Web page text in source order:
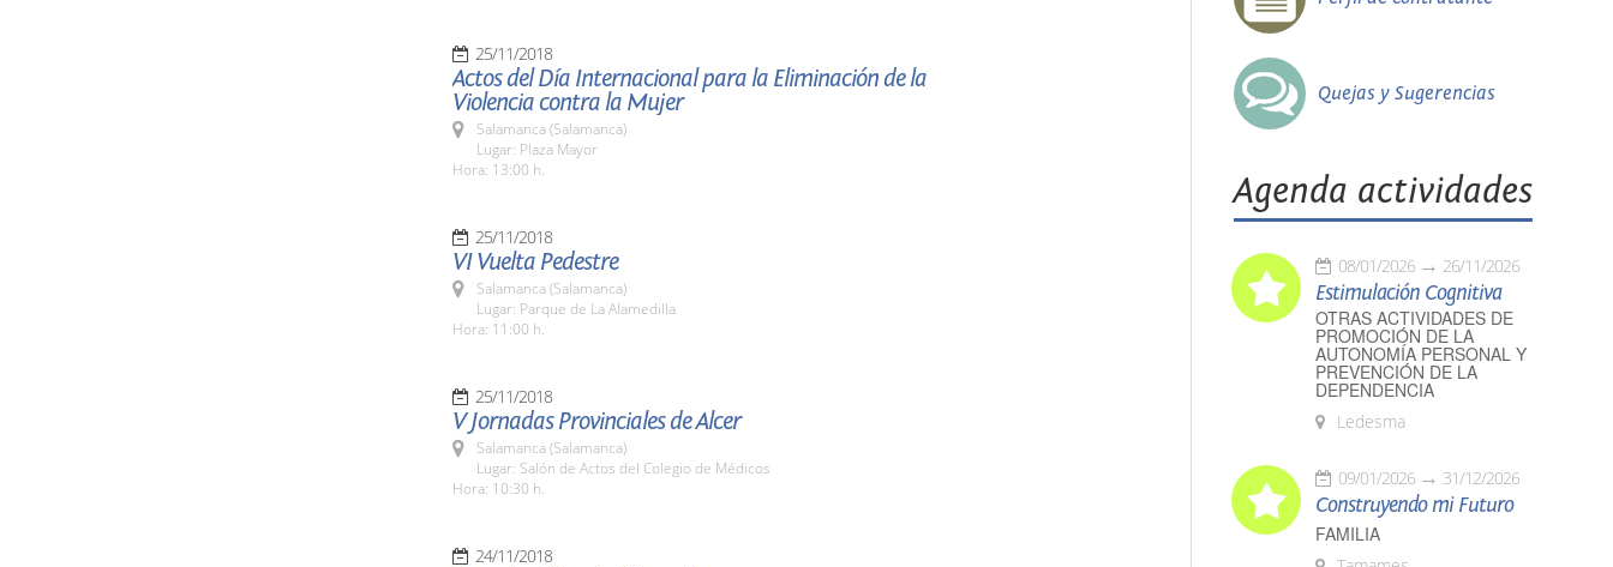
25/11/2018
Actos del Día Internacional para la Eliminación de la
Violencia contra la Mujer
Salamanca (Salamanca)
Lugar: Plaza Mayor
Hora: 13:00 h.
25/11/2018
VI Vuelta Pedestre
Salamanca (Salamanca)
Lugar: Parque de La Alamedilla
Hora: 11:00 h.
25/11/2018
V Jornadas Provinciales de Alcer
Salamanca (Salamanca)
Lugar: Salón de Actos del Colegio de Médicos
Hora: 10:30 h.
24/11/2018
Quejas y Sugerencias
Agenda actividades
08/01/2026 26/11/2026
Estimulación Cognitiva
OTRAS ACTIVIDADES DE
PROMOCIÓN DE LA
AUTONOMÍA PERSONAL Y
PREVENCIÓN DE LA
DEPENDENCIA
Ledesma
09/01/2026 31/12/2026
Construyendo mi Futuro
FAMILIA